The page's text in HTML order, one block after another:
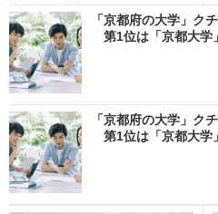
「京都府の大学」ク
第1位は「京都大学
「京都府の大学」ク
第1位は「京都大学